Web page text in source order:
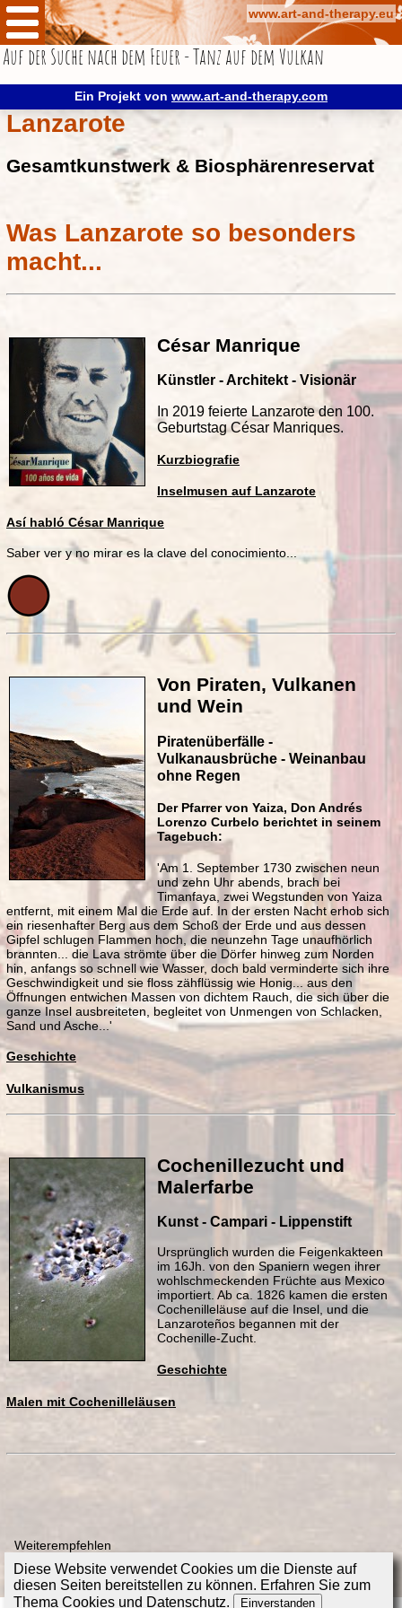
Diese Website verwendet Cookies um die Dienste auf
diesen Seiten bereitstellen zu können. Erfahren Sie zum
Thema Cookies und Datenschutz. Einverstanden
www.art-and-therapy.eu
Auf der Suche nach dem Feuer - Tanz auf dem Vulkan
Ein Projekt von www.art-and-therapy.com
Lanzarote
Gesamtkunstwerk & Biosphärenreservat
Was Lanzarote so besonders
macht...
César Manrique
Künstler - Architekt - Visionär
In 2019 feierte Lanzarote den 100.
Geburtstag César Manriques.
Kurzbiografie
Inselmusen auf Lanzarote
Así habló César Manrique
Saber ver y no mirar es la clave del conocimiento...
Von Piraten, Vulkanen
und Wein
Piratenüberfälle -
Vulkanausbrüche - Weinanbau
ohne Regen
Der Pfarrer von Yaiza, Don Andrés
Lorenzo Curbelo berichtet in seinem
Tagebuch:
'Am 1. September 1730 zwischen neun
und zehn Uhr abends, brach bei
Timanfaya, zwei Wegstunden von Yaiza
entfernt, mit einem Mal die Erde auf. In der ersten Nacht erhob sich
ein riesenhafter Berg aus dem Schoß der Erde und aus dessen
Gipfel schlugen Flammen hoch, die neunzehn Tage unaufhörlich
brannten... die Lava strömte über die Dörfer hinweg zum Norden
hin, anfangs so schnell wie Wasser, doch bald verminderte sich ihre
Geschwindigkeit und sie floss zähflüssig wie Honig... aus den
Öffnungen entwichen Massen von dichtem Rauch, die sich über die
ganze Insel ausbreiteten, begleitet von Unmengen von Schlacken,
Sand und Asche...'
Geschichte
Vulkanismus
Cochenillezucht und
Malerfarbe
Kunst - Campari - Lippenstift
Ursprünglich wurden die Feigenkakteen
im 16Jh. von den Spaniern wegen ihrer
wohlschmeckenden Früchte aus Mexico
importiert. Ab ca. 1826 kamen die ersten
Cochenilleläuse auf die Insel, und die
Lanzaroteños begannen mit der
Cochenille-Zucht.
Geschichte
Malen mit Cochenilleläusen
Weiterempfehlen
Themenwochen
Lanzarote
César Manrique
Piraten, Vulkane und Wein
Cochenillezucht und Malerfarbe
Kontakt
Impressum
Datenschutz
HOMEPAGE
www.art-and-therapy.com
TELEFON-SPRECHSTUNDE
sa 10-12:00 h
Oder nach Terminvereinbarung.
+34 664 419 262
bettina@art-and-therapy.com
Ich freue mich auf Sie!
Inselmusen auf Lanzarote
César Manrique Special
In 2019 feierte Lanzarote den 100.
Menschen und Künstler.
Termine auf Anfrage
SABER VER
mehr erfahren